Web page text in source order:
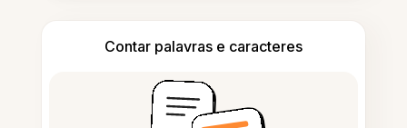
Contar palavras e caracteres